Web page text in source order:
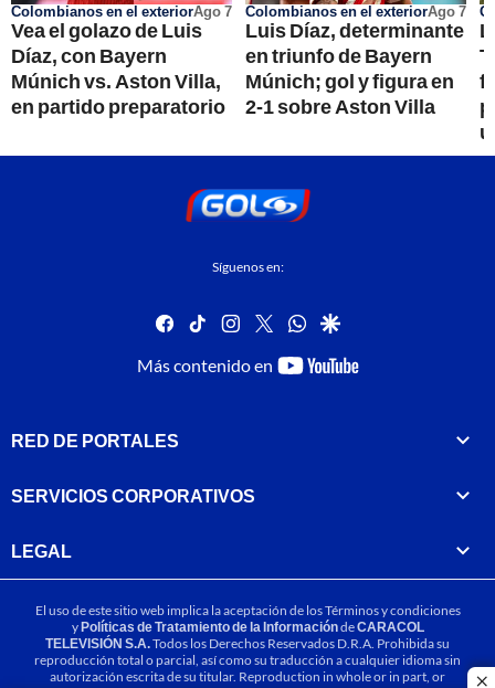
Colombianos en el exteriorAgo 7
Vea el golazo de Luis
Díaz, con Bayern
Múnich vs. Aston Villa,
en partido preparatorio
Colombianos en el exteriorAgo 7
Luis Díaz, determinante
en triunfo de Bayern
Múnich; gol y figura en
2-1 sobre Aston Villa
Síguenos en:
facebook
tiktok instagram
twitterwhatsapp
google
Más contenido en
youtube-
RED DE PORTALES
SERVICIOS CORPORATIVOS
LEGAL
El uso de este sitio web implica la aceptación de losTérminos y condiciones
yPolíticas de Tratamiento de la InformacióndeCARACOL
TELEVISIÓN S.A.Todos los Derechos Reservados D.R.A. Prohibida su
reproducción total o parcial, así como su traducción a cualquier idioma sin
autorización escrita de su titular. Reproduction in whole or in part, or